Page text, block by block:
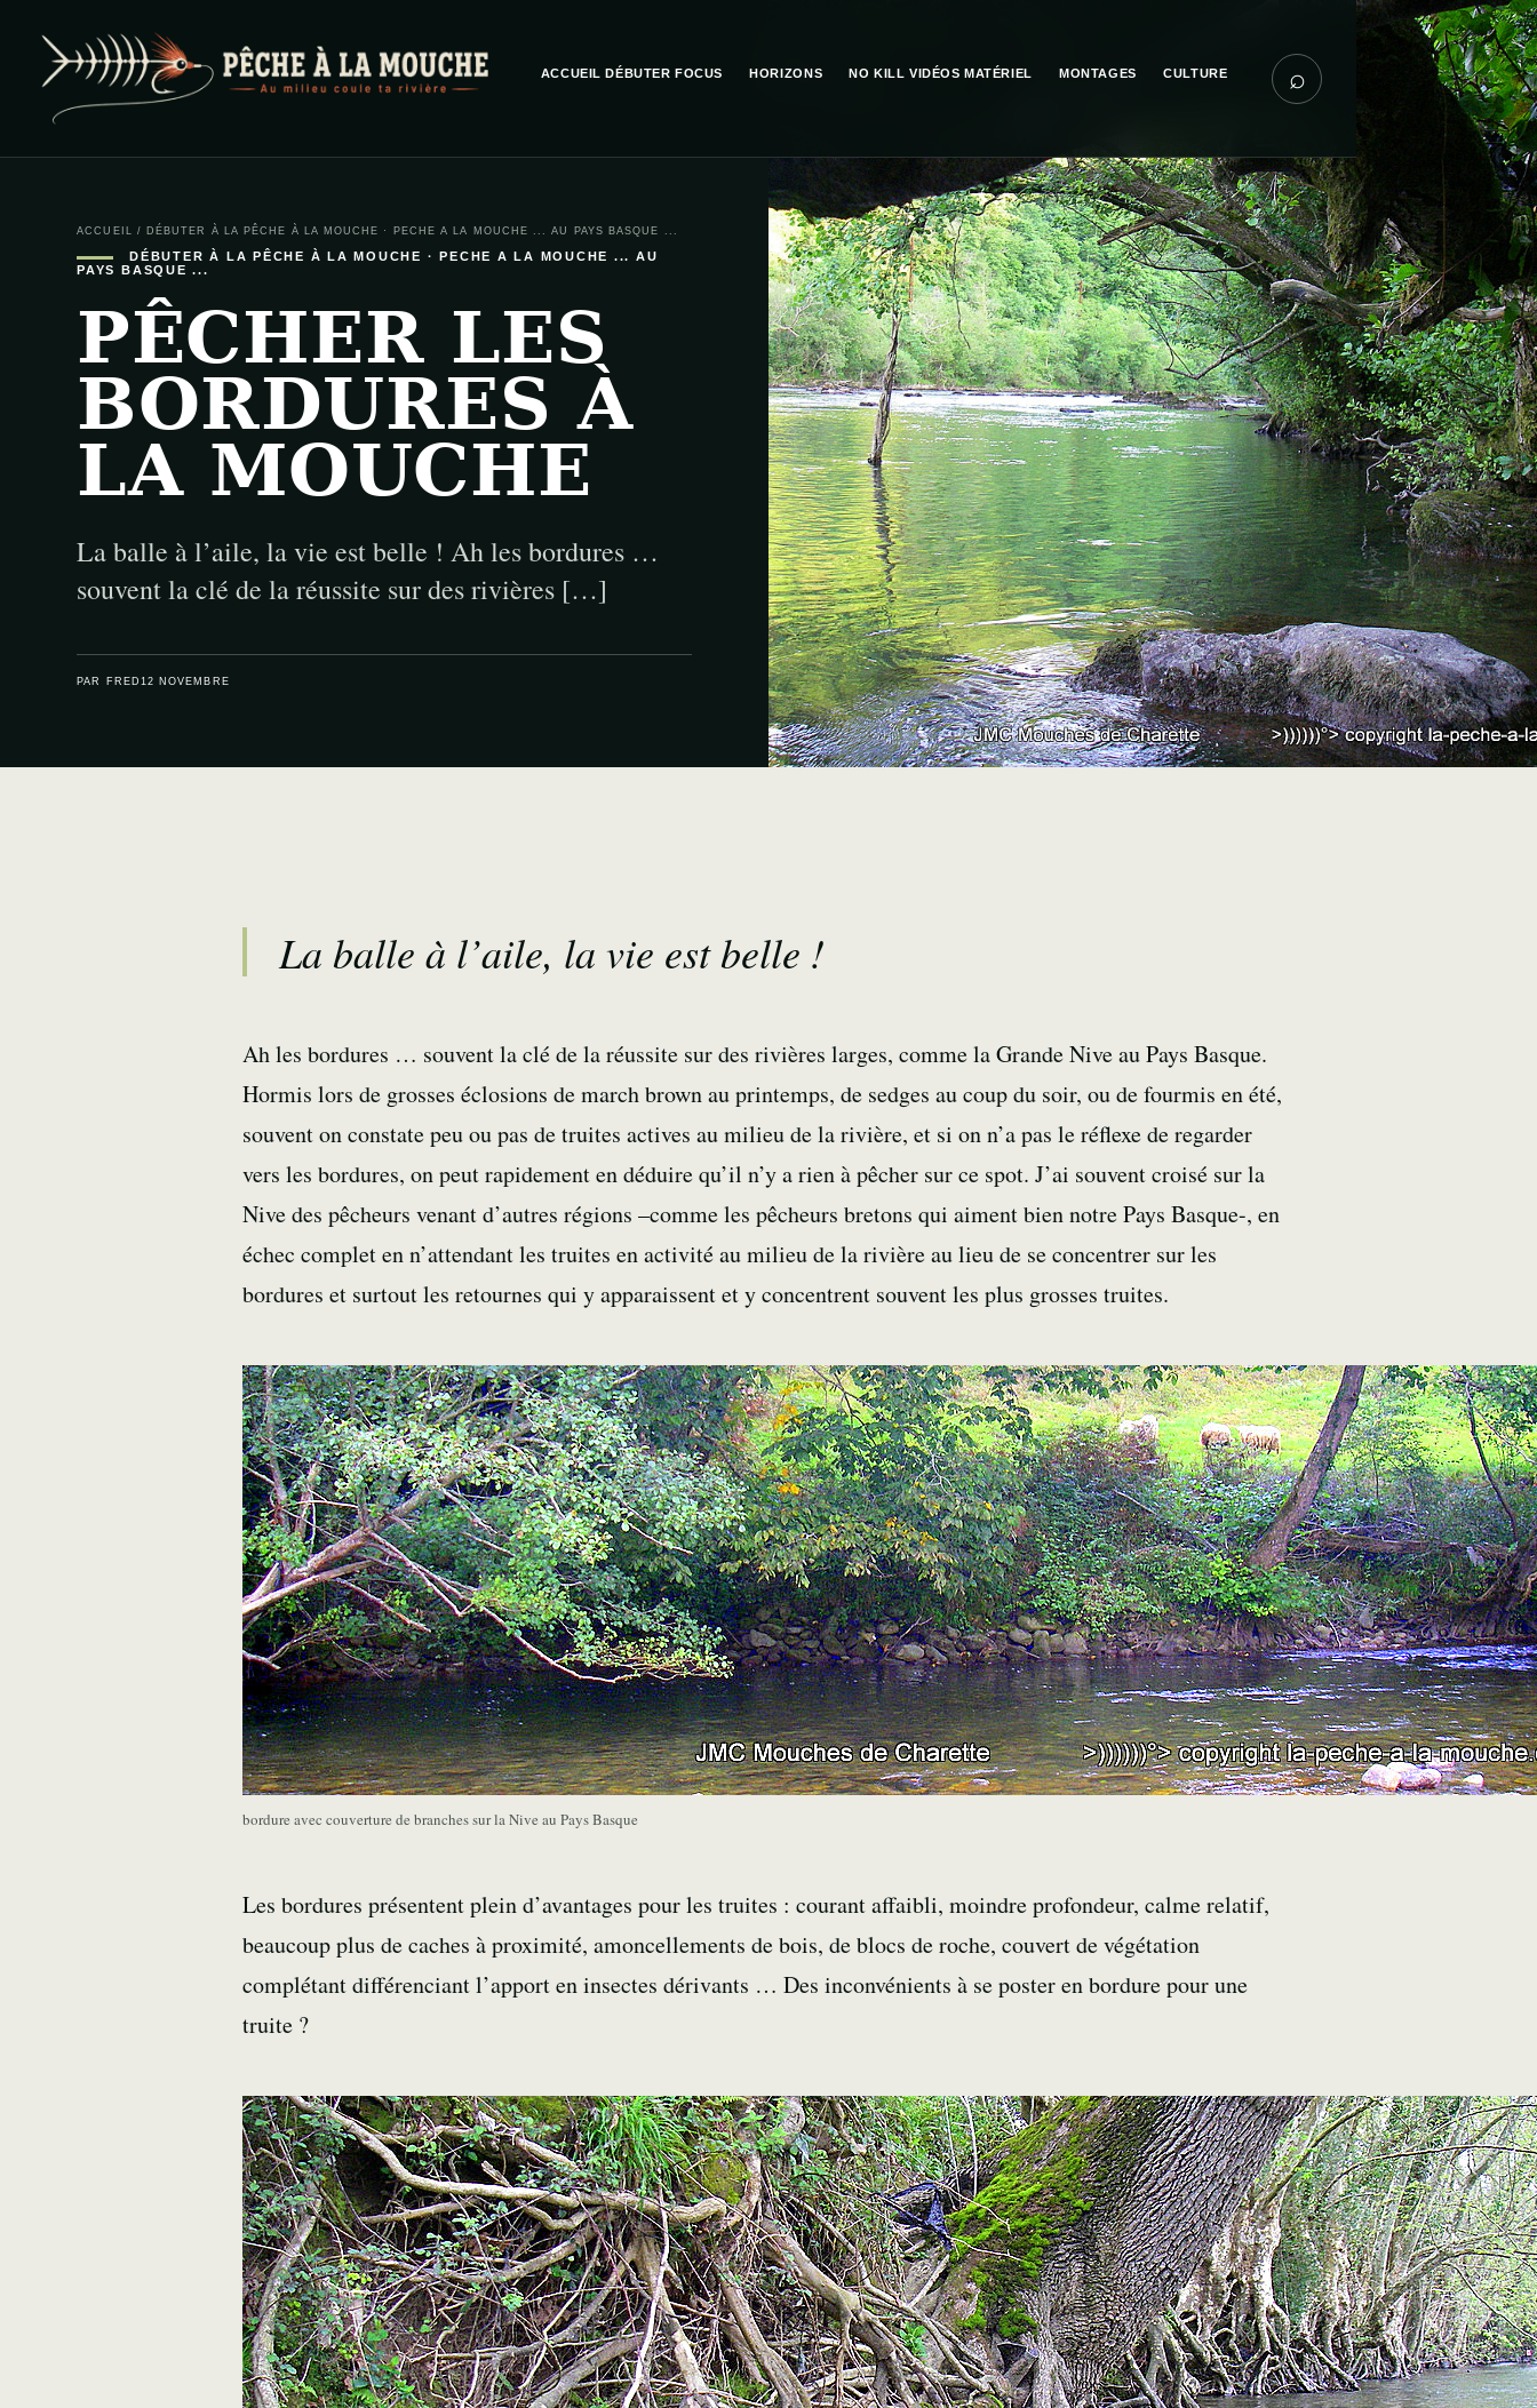
PECHE A LA MOUCHE
ACCUEIL DÉBUTER FOCUS HORIZONS NO KILL VIDÉOS MATÉRIEL MONTAGES CULTURE ⌕
ACCUEIL / DÉBUTER À LA PÊCHE À LA MOUCHE · PECHE A LA MOUCHE ... AU PAYS BASQUE ...
DÉBUTER À LA PÊCHE À LA MOUCHE ·PECHE A LA MOUCHE ... AU
PAYS BASQUE ...
PÊCHER LES
BORDURES À
LA MOUCHE
La balle à l’aile, la vie est belle ! Ah les bordures …
souvent la clé de la réussite sur des rivières […]
PAR FRED 12 NOVEMBRE
La balle à l’aile, la vie est belle !
Ah les bordures … souvent la clé de la réussite sur des rivières larges, comme la Grande Nive au Pays Basque.
Hormis lors de grosses éclosions de march brown au printemps, de sedges au coup du soir, ou de fourmis en été,
souvent on constate peu ou pas de truites actives au milieu de la rivière, et si on n’a pas le réflexe de regarder
vers les bordures, on peut rapidement en déduire qu’il n’y a rien à pêcher sur ce spot. J’ai souvent croisé sur la
Nive des pêcheurs venant d’autres régions –comme les pêcheurs bretons qui aiment bien notre Pays Basque-, en
échec complet en n’attendant les truites en activité au milieu de la rivière au lieu de se concentrer sur les
bordures et surtout les retournes qui y apparaissent et y concentrent souvent les plus grosses truites.
bordure avec couverture de branches sur la Nive au Pays Basque
Les bordures présentent plein d’avantages pour les truites : courant affaibli, moindre profondeur, calme relatif,
beaucoup plus de caches à proximité, amoncellements de bois, de blocs de roche, couvert de végétation
complétant différenciant l’apport en insectes dérivants … Des inconvénients à se poster en bordure pour une
truite ?